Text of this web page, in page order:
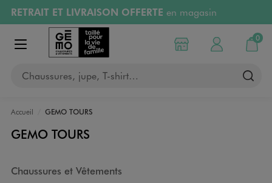
Aller au contenu principal
Aller à la navigation
RETRAIT ET LIVRAISON OFFERTE en magasin
Retours OFFERTSpendant 30 jours
PAYEZ EN 3x SANS FRAIS
RÉSERVATION GRATUITE
Afficher le menu
Chaussures, jupe, T-shirt…
Choisir mon magasin
Mon compte
0
Mon
Accueil GEMO TOURS
GEMO TOURS
Chaussures et Vêtements